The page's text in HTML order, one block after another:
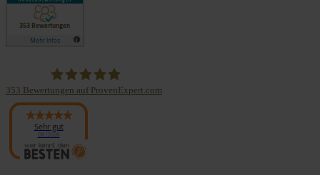
Panaesthetics
353 Bewertungen auf ProvenExpert.com
Sehr gut
08/2026